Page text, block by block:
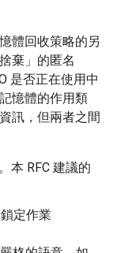
體回收策略的另
棄」的匿名
是否正在使用中
憶體的作用類
訊，但兩者之間
本 RFC 建議的
定作業